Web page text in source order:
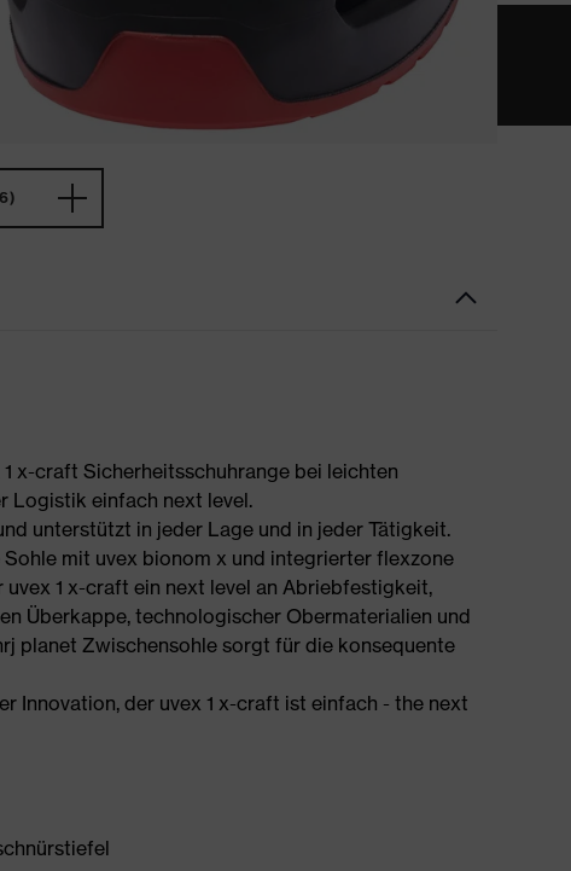
x-craft Sicherheitsschuhrange bei leichten
Logistik einfach next level.
unterstützt in jeder Lage und in jeder Tätigkeit.
mit uvex bionom x und integrierter flexzone
1 x-craft ein next level an Abriebfestigkeit,
Überkappe, technologischer Obermaterialien und
planet Zwischensohle sorgt für die konsequente
Innovation, der uvex 1 x-craft ist einfach - the next